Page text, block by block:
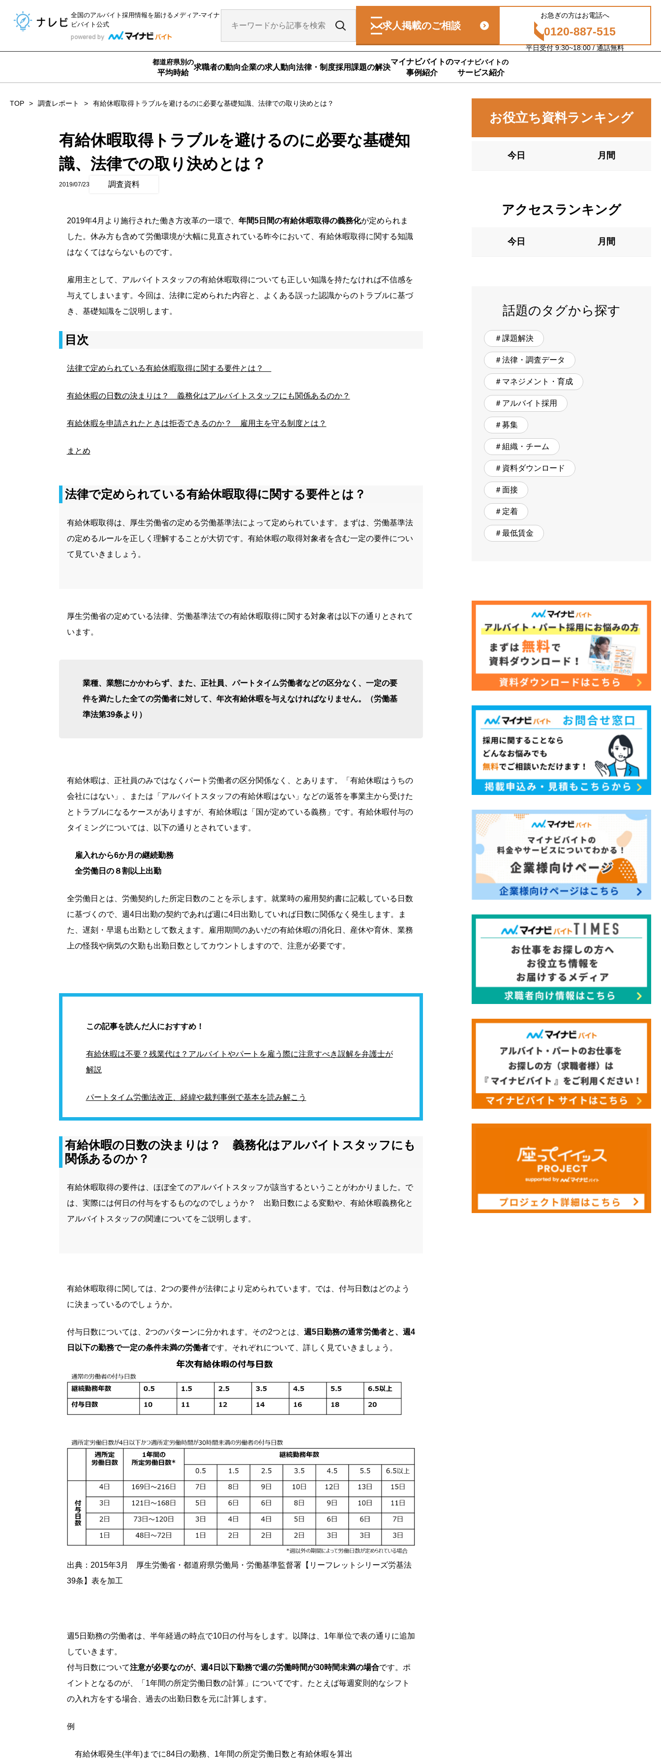
全国のアルバイト採用情報を届ける メディア-マイナ
ビバイト公式
求人掲載のご相談
お急ぎの方はお電話へ
0120-887-515
平日受付 9:30~18:00 / 通話無料
都道府県別の
平均時給
求職者の動向企業の求人動向法律・制度採用課題の解決
マイナビバイトの
事例紹介
マイナビバイトの
サービス紹介
TOP 調査レポート 有給休暇取得トラブルを避けるのに必要な基礎知識、法律での取り決めとは？
有給休暇取得トラブルを避けるのに必要な基礎知
識、法律での取り決めとは？
2019/07/23 調査資料
2019年4月より施行された働き方改革の一環で、 年間5日間の有給休暇取得の義務化が定められま
した。休み方も含めて労働環境が大幅に見直されている昨今において、有給休暇取得に関する知識
はなくてはならないものです。
雇用主として、アルバイトスタッフの有給休暇取得についても正しい知識を持たなければ不信感を
与えてしまいます。今回は、法律に定められた内容と、よくある誤った認識からのトラブルに基づ
き、基礎知識をご説明します。
目次
法律で定められている有給休暇取得に関する要件とは？
有給休暇の日数の決まりは？ 義務化はアルバイトスタッフにも関係あるのか？
有給休暇を申請されたときは拒否できるのか？ 雇用主を守る制度とは？
まとめ
法律で定められている有給休暇取得に関する要件とは？
有給休暇取得は、厚生労働省の定める労働基準法によって定められています。まずは、労働基準法
の定めるルールを正しく理解することが大切です。有給休暇の取得対象者を含む一定の要件につい
て見ていきましょう。
厚生労働省の定めている法律、労働基準法での有給休暇取得に関する対象者は以下の通りとされて
います。
業種、業態にかかわらず、また、正社員、パートタイム労働者などの区分なく、一定の要
件を満たした全ての労働者に対して、年次有給休暇を与えなければなりません。（労働基
準法第39条より）
有給休暇は、正社員のみではなくパート労働者の区分関係なく、とあります。「有給休暇はうちの
会社にはない」、または「アルバイトスタッフの有給休暇はない」などの返答を事業主から受けた
とトラブルになるケースがありますが、有給休暇は「国が定めている義務」です。有給休暇付与の
タイミングについては、以下の通りとされています。
雇入れから6か月の継続勤務
全労働日の８割以上出勤
全労働日とは、労働契約した所定日数のことを示します。就業時の雇用契約書に記載している日数
に基づくので、週4日出勤の契約であれば週に4日出勤していれば日数に関係なく発生します。ま
た、遅刻・早退も出勤として数えます。雇用期間のあいだの有給休暇の消化日、産休や育休、業務
上の怪我や病気の欠勤も出勤日数としてカウントしますので、注意が必要です。
この記事を読んだ人におすすめ！
有給休暇は不要？残業代は？アルバイトやパートを雇う際に注意すべき誤解を弁護士が
解説
パートタイム労働法改正、経緯や裁判事例で基本を読み解こう
有給休暇の日数の決まりは？ 義務化はアルバイトスタッフにも
関係あるのか？
有給休暇取得の要件は、ほぼ全てのアルバイトスタッフが該当するということがわかりました。で
は、実際には何日の付与をするものなのでしょうか？ 出勤日数による変動や、有給休暇義務化と
アルバイトスタッフの関連についてをご説明します。
有給休暇取得に関しては、2つの要件が法律により定められています。では、付与日数はどのよう
に決まっているのでしょうか。
付与日数については、2つのパターンに分かれます。その2つとは、 週5日勤務の通常労働者と、週4
日以下の勤務で一定の条件未満の労働者です。それぞれについて、詳しく見ていきましょう。
出典：2015年3月 厚生労働省・都道府県労働局・労働基準監督署【リーフレットシリーズ労基法
39条】表を加工
週5日勤務の労働者は、半年経過の時点で10日の付与をします。以降は、1年単位で表の通りに追加
していきます。
付与日数について注意が必要なのが、週4日以下勤務で週の労働時間が30時間未満の場合です。ポ
イントとなるのが、「1年間の所定労働日数の計算」についてです。たとえば毎週変則的なシフト
の入れ方をする場合、過去の出勤日数を元に計算します。
例
有給休暇発生(半年)までに84日の勤務、1年間の所定労働日数と有給休暇を算出
お役立ち資料ランキング
今日 月間
アクセスランキング
今日 月間
話題のタグから探す
＃課題解決
＃法律・調査データ
＃マネジメント・育成
＃アルバイト採用
＃募集
＃組織・チーム
＃資料ダウンロード
＃面接
＃定着
＃最低賃金